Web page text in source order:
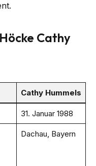
Cathy
Cathy Hummels
31. Januar 1988
Dachau, Bayern